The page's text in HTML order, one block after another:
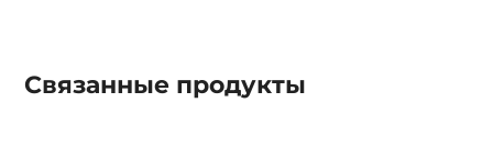
Связанные продукты